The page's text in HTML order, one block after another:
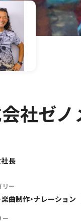
社ゼノ
長
リー
楽曲制作・ナレーション
ー